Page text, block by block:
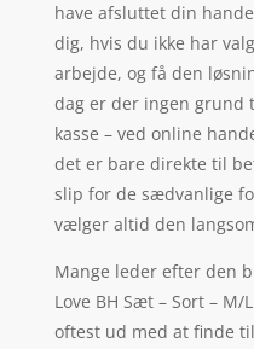
have afsluttet din
dig, hvis du ikke har
arbejde, og få den
dag er der ingen grund
kasse – ved online
det er bare direkte til
slip for de sædvanlige
vælger altid den
Mange leder efter den
Love BH Sæt – Sort –
oftest ud med at finde